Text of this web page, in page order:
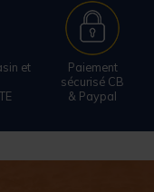
et
Paiement
sécurisé CB
& Paypal